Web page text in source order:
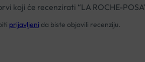
koji će recenzirati “LA ROCHE-
prijavljeni da biste objavili recenziju.